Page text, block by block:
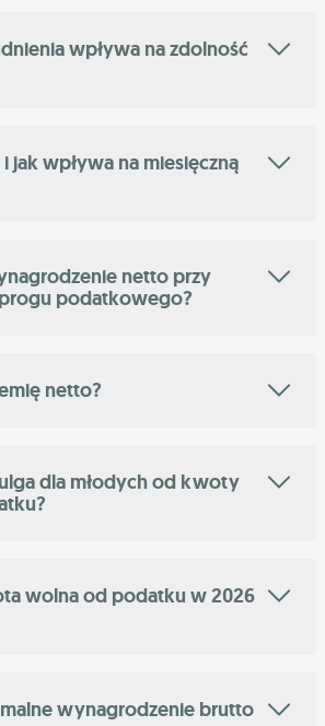
wpływa na zdolność
jak wpływa na miesięczną
netto przy
podatkowego?
netto?
dla młodych od kwoty
wolna od podatku w 2026
wynagrodzenie brutto